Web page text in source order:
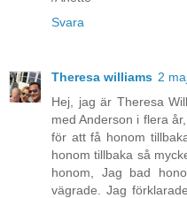
Svara
Theresa williams 2
Hej, jag är Theresa
med Anderson i flera
för att få honom
honom tillbaka så
honom, Jag bad
vägrade. Jag